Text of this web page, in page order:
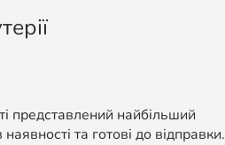
представлений найбільший
та готові до відправки.